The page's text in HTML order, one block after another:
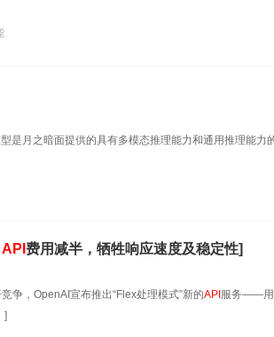
是月之暗面提供的具有多模态推理能力和通用推理能力
API 费用减半，牺牲响应速度及稳定性]
争，OpenAI宣布推出“Flex处理模式”新的API 服务——用
]